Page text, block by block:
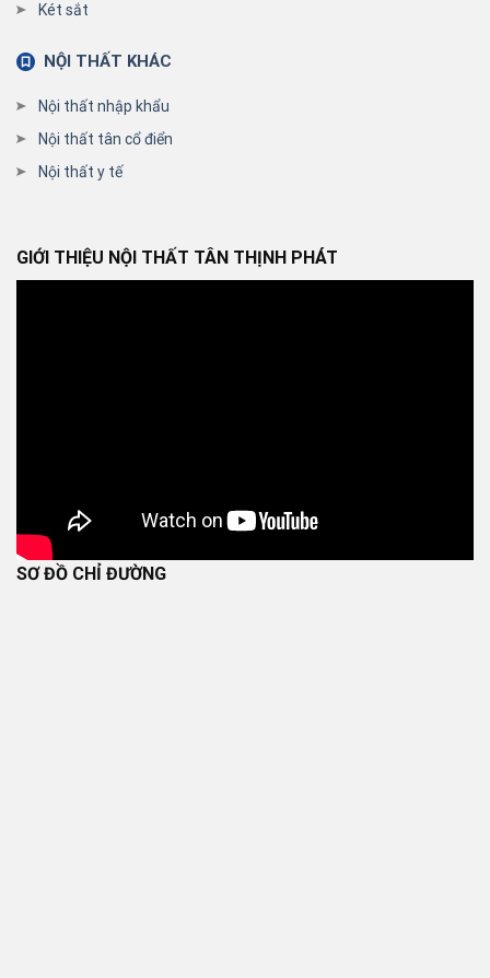
Két sắt
NỘI THẤT KHÁC
Nội thất nhập khẩu
Nội thất tân cổ điển
Nội thất y tế
GIỚI THIỆU NỘI THẤT TÂN THỊNH PHÁT
SƠ ĐỒ CHỈ ĐƯỜNG